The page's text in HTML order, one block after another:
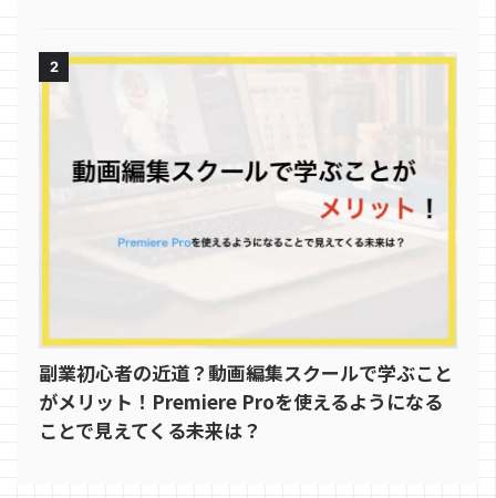
2
副業初心者の近道？動画編集スクールで学ぶこと
がメリット！Premiere Proを使えるようになる
ことで見えてくる未来は？